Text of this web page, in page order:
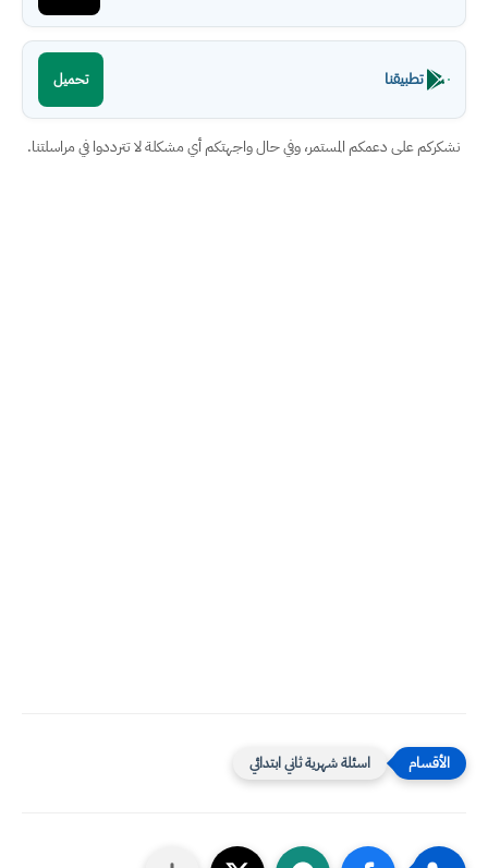
تطبيقنا تحميل
نشكركم على دعمكم المستمر، وفي حال واجهتكم أي مشكلة لا تترددوا في مراسلتنا.
اسئلة شهرية ثاني ابتدائي